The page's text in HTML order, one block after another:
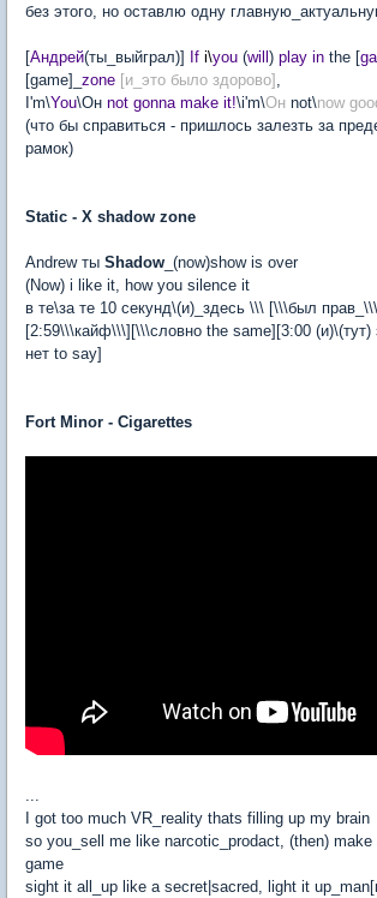
без этого, но оставлю одну
[Андрей(ты_выйграл)] If i\you (will ) play in the [
[game]_ zone [и_это было здорово] ,
I'm\You\Он not gonna make it!\i'm\Он not\now
(что бы справиться - пришлось залезть за
рамок)
Static - X shadow zone
Andrew ты Shadow _(now)show is over
(Now) i like it, how you silence it
в те\за те 10 секунд\(и)_здесь \\\ [\\\был
[2:59\\\кайф\\\][\\\словно the same][3:00 (и)\(тут)
нет to say]
Fort Minor - Cigarettes
I got too much VR_reality thats filling up my brain
so you_sell me like narcotic_prodact, (then)
game
sight it all_up like a secret|sacred, light it